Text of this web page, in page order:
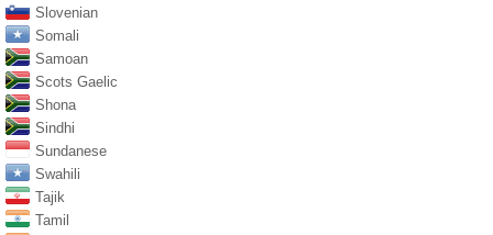
Slovenian
Somali
Samoan
Scots Gaelic
Shona
Sindhi
Sundanese
Swahili
Tajik
Tamil